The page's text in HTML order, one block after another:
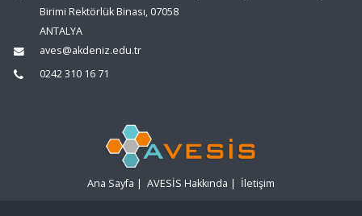
Birimi Rektörlük Binası, 07058
ANTALYA
aves@akdeniz.edu.tr
0242 310 16 71
Ana Sayfa | AVESİS Hakkında | İletişim